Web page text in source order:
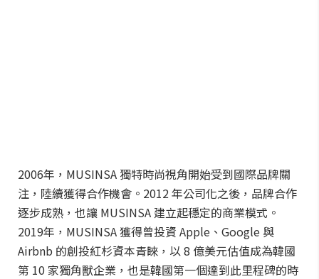
2006年，MUSINSA 獨特時尚視角開始受到國際品牌關
注，陸續獲得合作機會。2012 年公司化之後，品牌合作
逐步成熟，也讓 MUSINSA 建立起穩定的商業模式。
2019年，MUSINSA 獲得曾投資 Apple、Google 與
Airbnb 的創投紅杉資本青睞，以 8 億美元估值成為韓國
第 10 家獨角獸企業，也是韓國第一個達到此里程碑的時